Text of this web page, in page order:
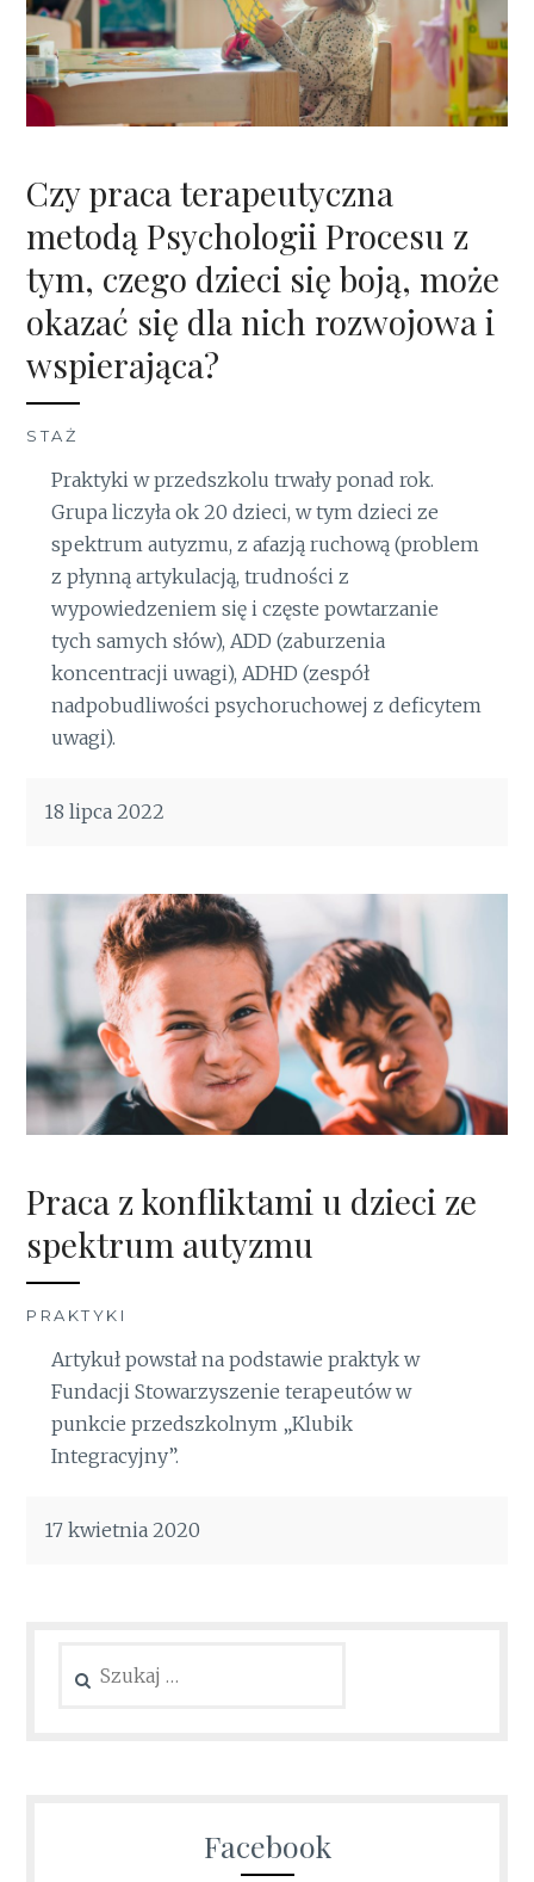
Czy praca terapeutyczna
metodą Psychologii Procesu z
tym, czego dzieci się boją, może
okazać się dla nich rozwojowa i
wspierająca?
STAŻ
Praktyki w przedszkolu trwały ponad rok.
Grupa liczyła ok 20 dzieci, w tym dzieci ze
spektrum autyzmu, z afazją ruchową (problem
z płynną artykulacją, trudności z
wypowiedzeniem się i częste powtarzanie
tych samych słów), ADD (zaburzenia
koncentracji uwagi), ADHD (zespół
nadpobudliwości psychoruchowej z deficytem
uwagi).
18 lipca 2022
Praca z konfliktami u dzieci ze
spektrum autyzmu
PRAKTYKI
Artykuł powstał na podstawie praktyk w
Fundacji Stowarzyszenie terapeutów w
punkcie przedszkolnym „Klubik
Integracyjny”.
17 kwietnia 2020
Facebook